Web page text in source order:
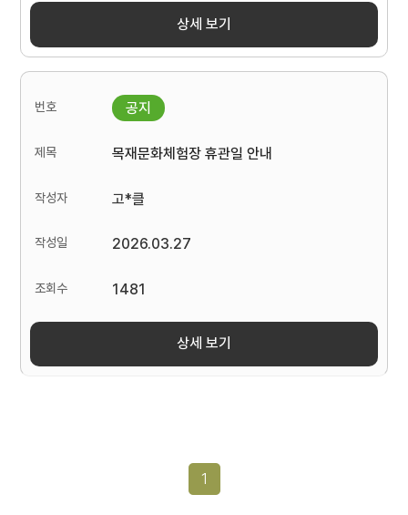
상세 보기
목재문화체험장 휴관일 안내
고*클
2026.03.27
1481
상세 보기
1